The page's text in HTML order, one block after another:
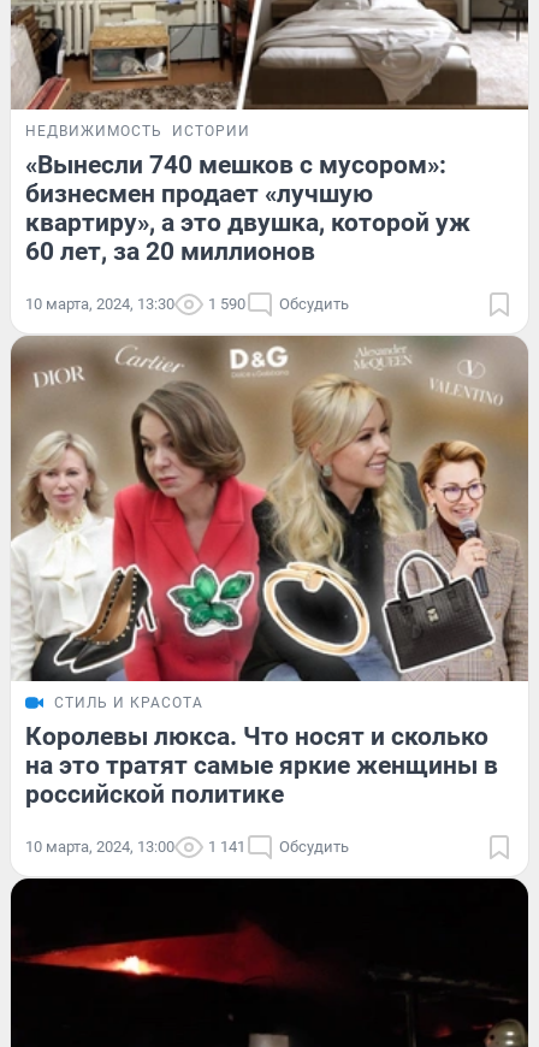
НЕДВИЖИМОСТЬ ИСТОРИИ
«Вынесли 740 мешков с мусором»:
бизнесмен продает «лучшую
квартиру», а это двушка, которой уж
60 лет, за 20 миллионов
10 марта, 2024, 13:30 1 590 Обсудить
СТИЛЬ И КРАСОТА
Королевы люкса. Что носят и сколько
на это тратят самые яркие женщины в
российской политике
10 марта, 2024, 13:00 1 141 Обсудить